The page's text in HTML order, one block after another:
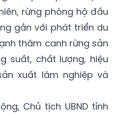
rừng phòng hộ đầu
gắn với phát triển du
thâm canh rừng sản
suất, chất lượng, hiệu
xuất lâm nghiệp và
Chủ tịch UBND tỉnh